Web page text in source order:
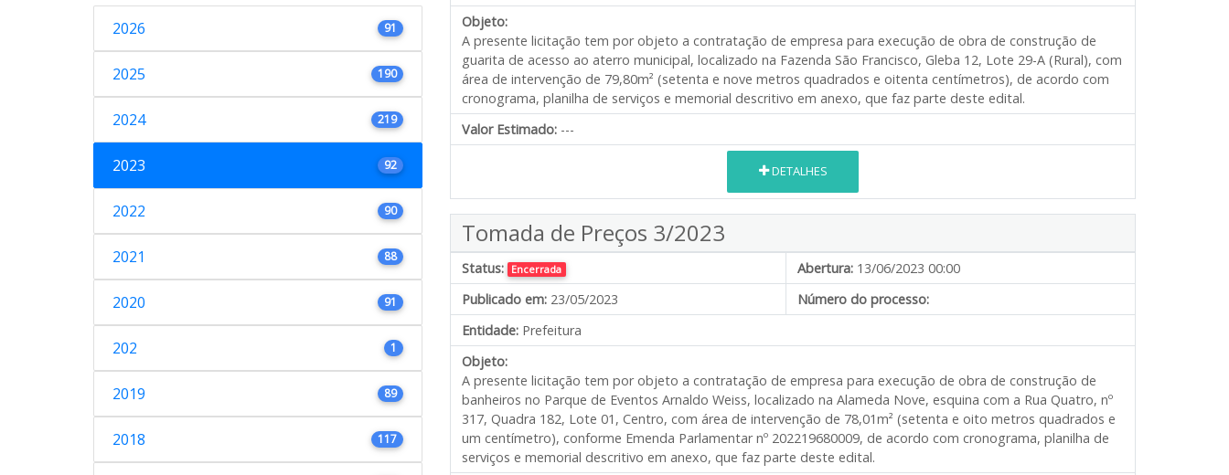
2026 91
2025 190
2024 219
2023 92
2022 90
2021 88
2020 91
202 1
2019 89
2018 117
Objeto:
A presente licitação tem por objeto a contratação de empresa para execução de obra de construção de
guarita de acesso ao aterro municipal, localizado na Fazenda São Francisco, Gleba 12, Lote 29-A (Rural), com
área de intervenção de 79,80m² (setenta e nove metros quadrados e oitenta centímetros), de acordo com
cronograma, planilha de serviços e memorial descritivo em anexo, que faz parte deste edital.
Valor Estimado: ---
DETALHES
Tomada de Preços 3/2023
Status: Encerrada Abertura: 13/06/2023 00:00
Publicado em: 23/05/2023
Número do processo:
Entidade: Prefeitura
Objeto:
A presente licitação tem por objeto a contratação de empresa para execução de obra de construção de
banheiros no Parque de Eventos Arnaldo Weiss, localizado na Alameda Nove, esquina com a Rua Quatro, nº
317, Quadra 182, Lote 01, Centro, com área de intervenção de 78,01m² (setenta e oito metros quadrados e
um centímetro), conforme Emenda Parlamentar nº 202219680009, de acordo com cronograma, planilha de
serviços e memorial descritivo em anexo, que faz parte deste edital.